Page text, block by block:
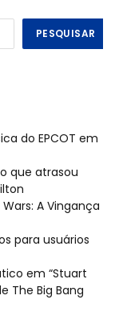
PESQUISAR
do EPCOT em
que atrasou
A Vingança
para usuários
em “Stuart
The Big Bang